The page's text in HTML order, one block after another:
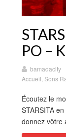
PO –
bamadacity
Accueil Sons
Écoutez le
STARSITA
donnez vôtre